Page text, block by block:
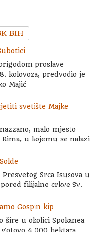
BIH
proslave
kolovoza, predvodio je
Majić
svetište Majke
malo mjesto
u kojemu se nalazi
Srca Isusova u
filijalne crkve Sv.
Gospin kip
šire u okolici Spokanea
4 000 hektara